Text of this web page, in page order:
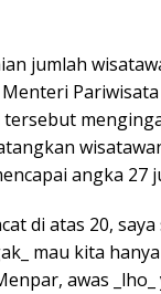
jumlah
angka 27
di atas 20,
mau kita
awas